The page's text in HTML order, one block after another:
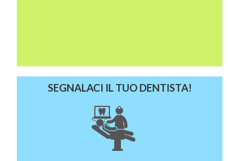
SEGNALACI IL TUO DENTISTA!